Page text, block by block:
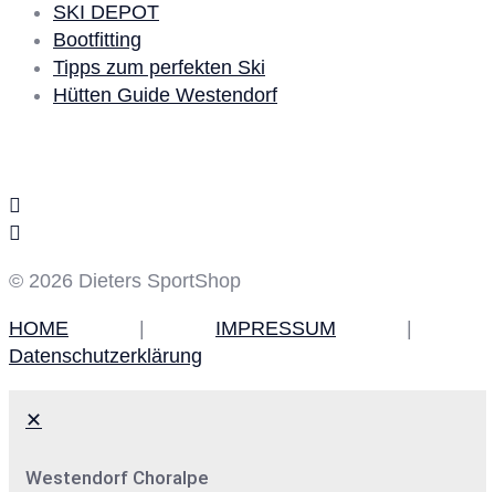
SKI DEPOT
Bootfitting
Tipps zum perfekten Ski
Hütten Guide Westendorf
© 2026 Dieters SportShop
HOME | IMPRESSUM |
Datenschutzerklärung
✕
Westendorf Choralpe